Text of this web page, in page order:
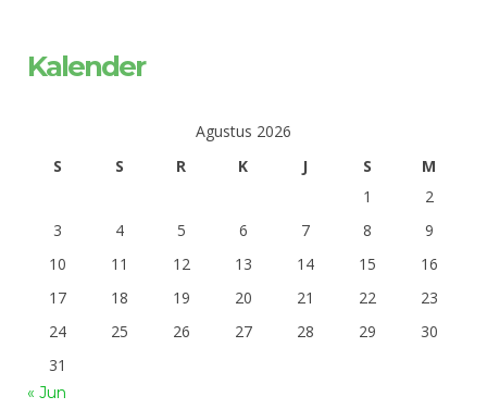
Kalender
Agustus 2026
S
S R K J S
M
1
2
3
4 5 6 7 8
9
10
11 12 13 14 15
16
17
18 19 20 21 22
23
24
25 26 27 28 29
30
31
« Jun